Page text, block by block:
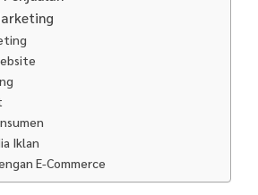
Iklan
E-Commerce